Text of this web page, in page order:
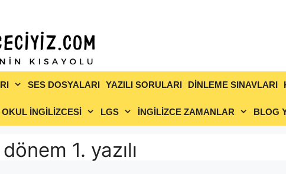
SES DOSYALARI YAZILI SORULARI DİNLEME SINAVLARI
OKUL İNGİLİZCESİ LGS İNGİLİZCE ZAMANLAR BLOG
1. yazılı